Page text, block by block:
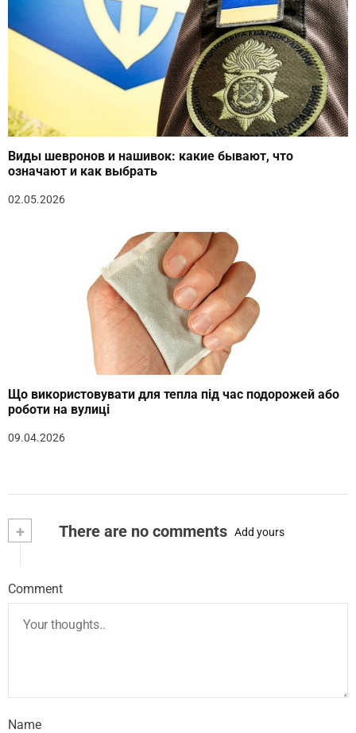
Виды шевронов и нашивок: какие бывают, что
означают и как выбрать
02.05.2026
Що використовувати для тепла під час подорожей або
роботи на вулиці
09.04.2026
+ There are no comments Add yours
Comment
Name